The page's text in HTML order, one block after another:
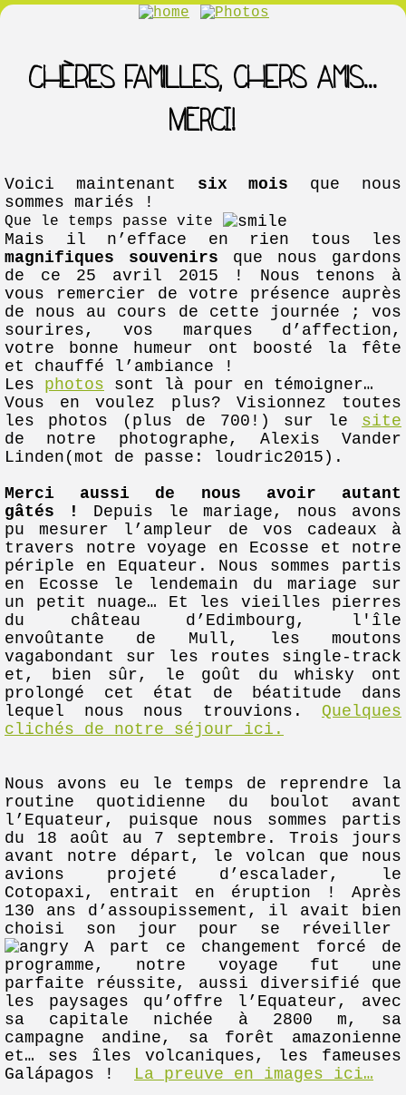
Chères familles, chers amis...
MERCI!
Voici maintenant six mois que nous
sommes mariés !
Que le temps passe vite
Mais il n’efface en rien tous les
magnifiques souvenirs que nous gardons
de ce 25 avril 2015 ! Nous tenons à
vous remercier de votre présence auprès
de nous au cours de cette journée ; vos
sourires, vos marques d’affection,
votre bonne humeur ont boosté la fête
et chauffé l’ambiance !
Les photos sont là pour en témoigner…
Vous en voulez plus? Visionnez toutes
les photos (plus de 700!) sur le site
de notre photographe, Alexis Vander
Linden(mot de passe: loudric2015).
Merci aussi de nous avoir autant
gâtés !
Depuis le mariage, nous avons
pu mesurer l’ampleur de vos cadeaux à
travers notre voyage en Ecosse et notre
périple en Equateur. Nous sommes partis
en Ecosse le lendemain du mariage sur
un petit nuage… Et les vieilles pierres
du château d’Edimbourg, l'île
envoûtante de Mull, les moutons
vagabondant sur les routes single-track
et, bien sûr, le goût du whisky ont
prolongé cet état de béatitude dans
lequel nous nous trouvions. Quelques
clichés de notre séjour ici.
Nous avons eu le temps de reprendre la
routine quotidienne du boulot avant
l’Equateur, puisque nous sommes partis
du 18 août au 7 septembre. Trois jours
avant notre départ, le volcan que nous
avions projeté d’escalader, le
Cotopaxi, entrait en éruption ! Après
130 ans d’assoupissement, il avait bien
choisi son jour pour se réveiller
A part ce changement forcé de
programme, notre voyage fut une
parfaite réussite, aussi diversifié que
les paysages qu’offre l’Equateur, avec
sa capitale nichée à 2800 m, sa
campagne andine, sa forêt amazonienne
et… ses îles volcaniques, les fameuses
Galápagos ! La preuve en images ici…